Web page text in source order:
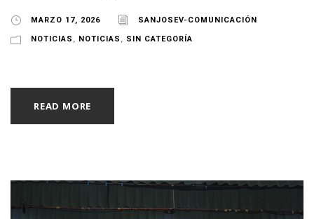
MARZO 17, 2026 SANJOSEV-COMUNICACIÓN
NOTICIAS , NOTICIAS , SIN CATEGORÍA
READ MORE